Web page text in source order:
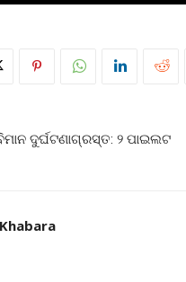
ଦୁର୍ଘଟଣାଗ୍ରସ୍ତ: ୨ ପାଇଲଟ